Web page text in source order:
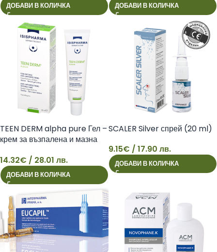
ДОБАВИ В КОЛИЧКА ДОБАВИ В КОЛИЧКА
14
TEEN DERM alpha pure Гел –
крем за възпалена и мазна
14.32€ / 28.01 лв.
ДОБАВИ В КОЛИЧКА
9
SCALER Silver спрей (20 ml)
9.15€ / 17.90 лв.
ДОБАВИ В КОЛИЧКА